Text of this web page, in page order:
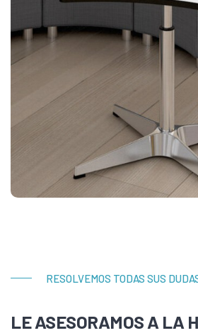
RESOLVEMOS TODAS SUS
LE ASESORAMOS A LA